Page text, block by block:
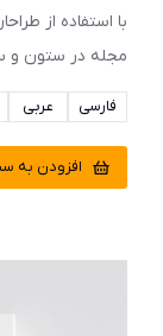
عربی فارسی
با استفاده از
مجله در ستون و
افزودن به